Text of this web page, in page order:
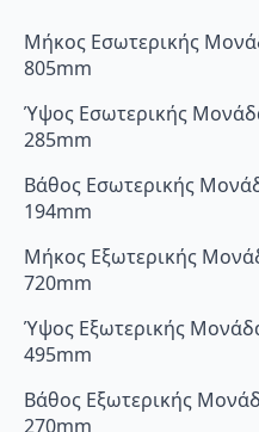
Μήκος Εσωτερικής
805mm
Ύψος Εσωτερικής
285mm
Βάθος Εσωτερικής
194mm
Μήκος Εξωτερικής
720mm
Ύψος Εξωτερικής
495mm
Βάθος Εξωτερικής
270mm